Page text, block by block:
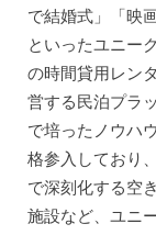
で結婚式」「映
といったユニー
の時間貸用レン
営する民泊プラ
で培ったノウハ
格参入しており
で深刻化する空
施設など、ユニ